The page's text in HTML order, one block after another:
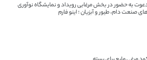
به حضور در بخش مرغابی رویداد و نمایشگاه نوآوری
صنعت دام، طیور و آبزیان ؛ اینو فارم